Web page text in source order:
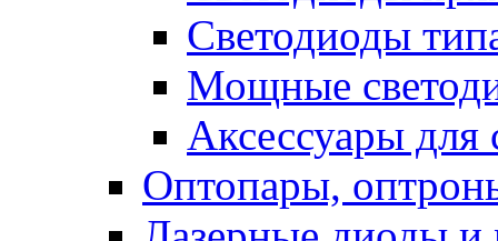
Светодиоды
Мощные
Аксессуары для
Оптопары,